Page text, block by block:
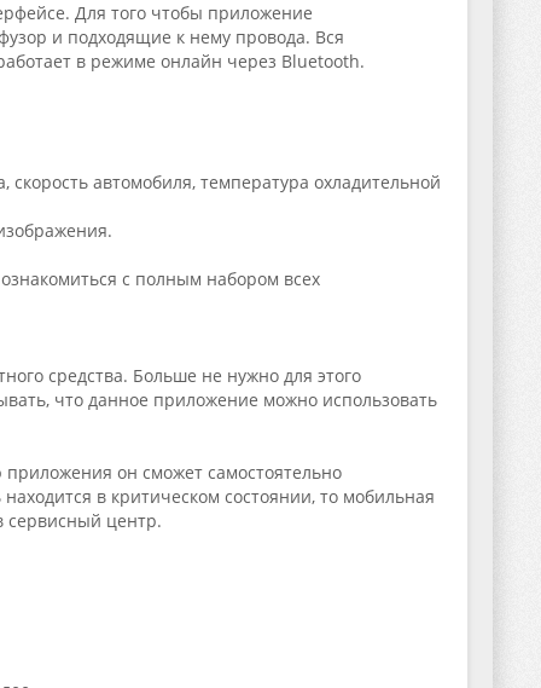
Для того чтобы приложение
и подходящие к нему провода. Вся
в режиме онлайн через Bluetooth.
автомобиля, температура охладительной
с полным набором всех
средства. Больше не нужно для этого
что данное приложение можно использовать
он сможет самостоятельно
в критическом состоянии, то мобильная
сервисный центр.